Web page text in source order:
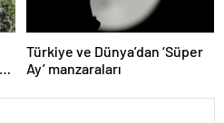
Türkiye ve Dünya’dan ‘Süper
Ay’ manzaraları